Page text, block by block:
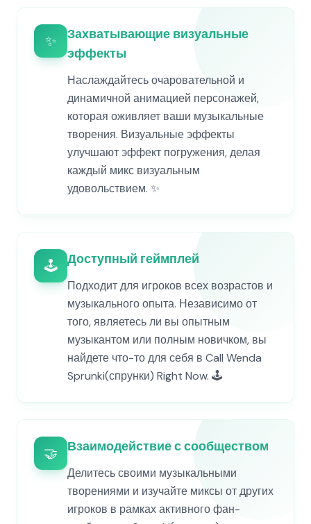
✨
Захватывающие визуальные
эффекты
Наслаждайтесь очаровательной и
динамичной анимацией персонажей,
которая оживляет ваши музыкальные
творения. Визуальные эффекты
улучшают эффект погружения, делая
каждый микс визуальным
удовольствием. ✨
🕹️ Доступный геймплей
Подходит для игроков всех возрастов и
музыкального опыта. Независимо от
того, являетесь ли вы опытным
музыкантом или полным новичком, вы
найдете что-то для себя в Call Wenda
Sprunki(спрунки) Right Now. 🕹️
🤝 Взаимодействие с сообществом
Делитесь своими музыкальными
творениями и изучайте миксы от других
игроков в рамках активного фан-